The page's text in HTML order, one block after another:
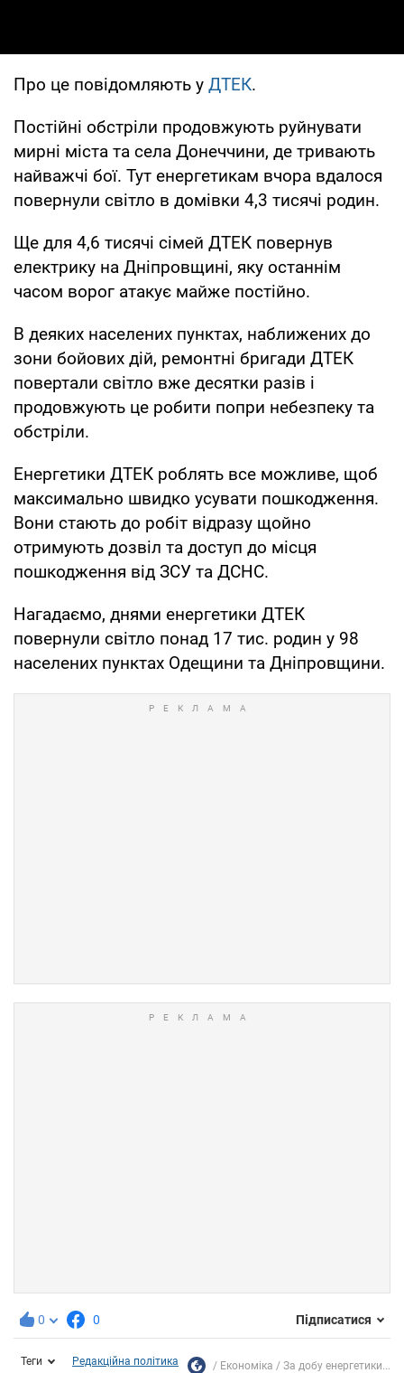
Про це повідомляють у ДТЕК.
Постійні обстріли продовжують руйнувати
мирні міста та села Донеччини, де тривають
найважчі бої. Тут енергетикам вчора вдалося
повернули світло в домівки 4,3 тисячі родин.
Ще для 4,6 тисячі сімей ДТЕК повернув
електрику на Дніпровщині, яку останнім
часом ворог атакує майже постійно.
В деяких населених пунктах, наближених до
зони бойових дій, ремонтні бригади ДТЕК
повертали світло вже десятки разів і
продовжують це робити попри небезпеку та
обстріли.
Енергетики ДТЕК роблять все можливе, щоб
максимально швидко усувати пошкодження.
Вони стають до робіт відразу щойно
отримують дозвіл та доступ до місця
пошкодження від ЗСУ та ДСНС.
Нагадаємо, днями енергетики ДТЕК
повернули світло понад 17 тис. родин у 98
населених пунктах Одещини та Дніпровщини.
0 0 Підписатися
Теги Редакційна політика Економіка За добу енергетики...